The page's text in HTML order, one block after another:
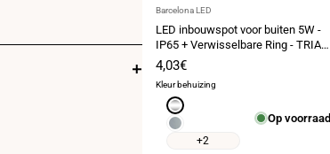
Leverancier:
Barcelona LED
LED inbouwspot voor buiten 5W -
IP65 + Verwisselbare Ring - TRIAC
dimbaar - Ø68mm
Verkoopprijs
4,03€
Kleur behuizing
Zilver
Chroom
+2
Op voorraad